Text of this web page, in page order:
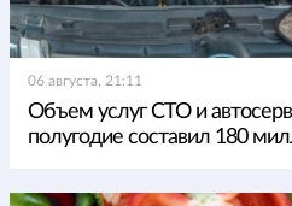
06 августа, 21:11
Объем услуг СТО и
полугодие составил 180